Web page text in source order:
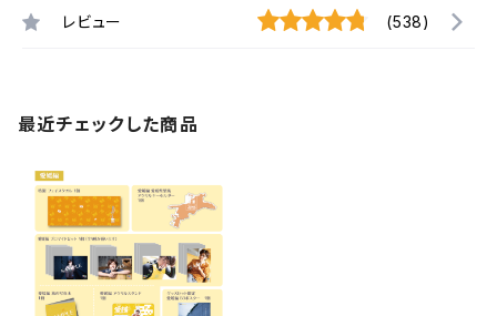
レビュー (538)
最近チェックした商品